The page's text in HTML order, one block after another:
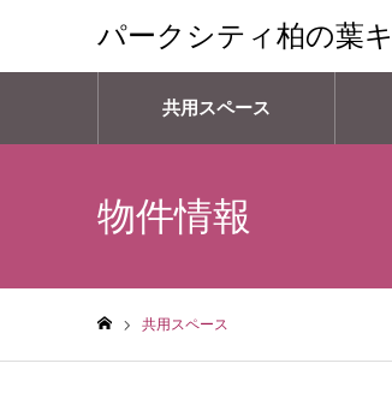
パークシティ柏の葉
共用スペース
物件情報
共用スペース